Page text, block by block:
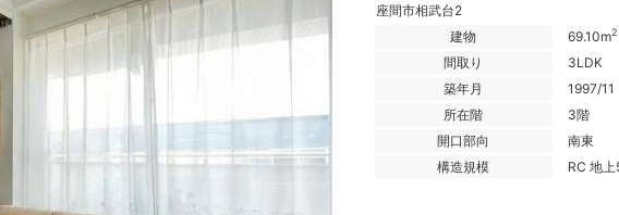
座間市相武台2
建物
69.10m2
間取り
3LDK
築年月
1997/11
所在階
3階
開口部向
南東
構造規模
RC 地